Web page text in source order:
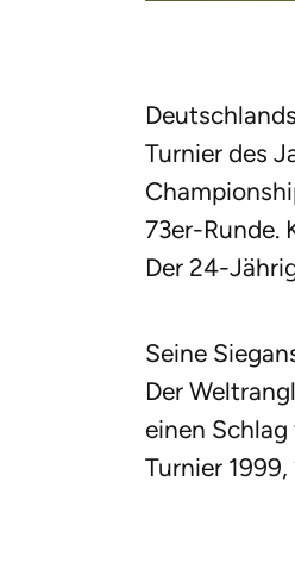
Turnier des
73er-Runde.
Der 24-
Seine
Der
einen
Turnier